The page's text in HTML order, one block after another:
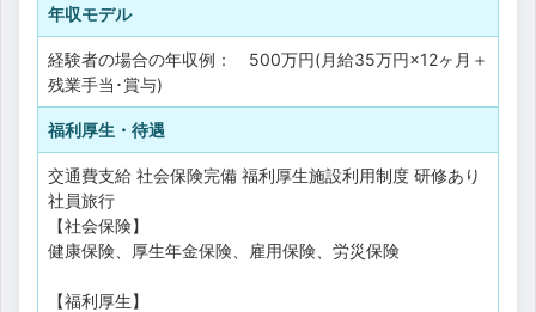
年収モデル
経験者の場合の年収例： 500万円(月給35万円×12ヶ月＋
残業手当･賞与)
福利厚生・待遇
交通費支給 社会保険完備 福利厚生施設利用制度 研修あり
社員旅行
【社会保険】
健康保険、厚生年金保険、雇用保険、労災保険
【福利厚生】